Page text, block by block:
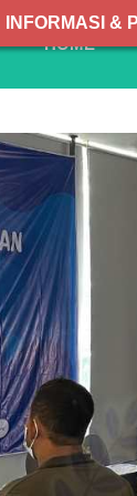
HOME
INFORMASI &